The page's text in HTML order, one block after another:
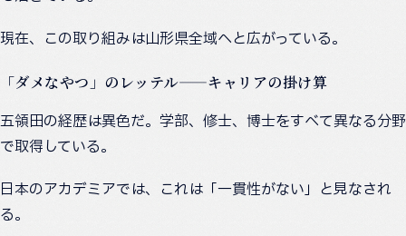
現在、この取り組みは山形県全域へと広がっている。
「ダメなやつ」のレッテル——キャリアの掛け算
五領田の経歴は異色だ。学部、修士、博士をすべて異なる分野
で取得している。
日本のアカデミアでは、これは「一貫性がない」と見なされ
る。